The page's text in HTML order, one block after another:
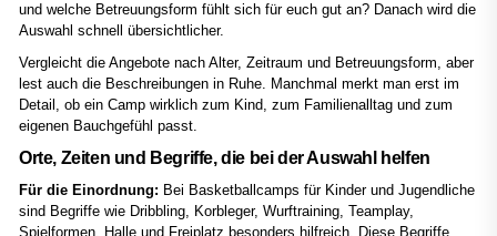
und welche Betreuungsform fühlt sich für euch gut an? Danach wird die
Auswahl schnell übersichtlicher.
Vergleicht die Angebote nach Alter, Zeitraum und Betreuungsform, aber
lest auch die Beschreibungen in Ruhe. Manchmal merkt man erst im
Detail, ob ein Camp wirklich zum Kind, zum Familienalltag und zum
eigenen Bauchgefühl passt.
Orte, Zeiten und Begriffe, die bei der Auswahl helfen
Für die Einordnung: Bei Basketballcamps für Kinder und Jugendliche
sind Begriffe wie Dribbling, Korbleger, Wurftraining, Teamplay,
Spielformen, Halle und Freiplatz besonders hilfreich. Diese Begriffe